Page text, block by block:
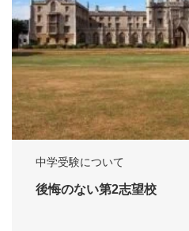
中学受験について
後悔のない第2志望校